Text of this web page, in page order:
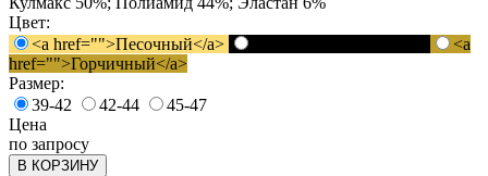
Цвет:
<a href="">Песочный</a>
<a
href="">Горчичный</a>
Размер:
39-42
42-44
45-47
Цена
по запросу
В КОРЗИНУ